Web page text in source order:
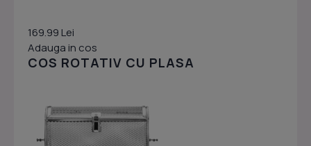
169.99 Lei
Adauga in cos
COS ROTATIV CU PLASA